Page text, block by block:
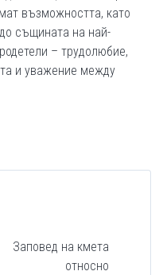
възможността, като
същината на най-
– трудолюбие,
и уважение между
Заповед на кмета
относно